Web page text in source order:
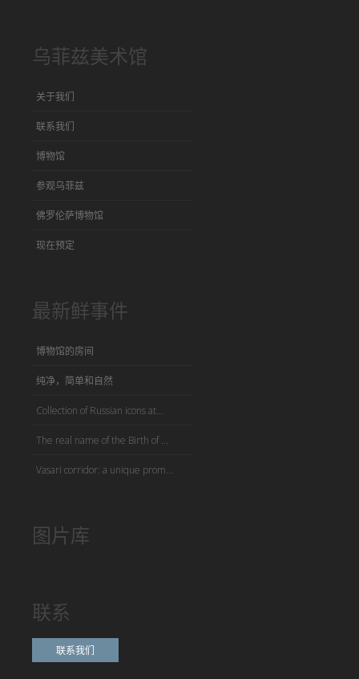
乌菲兹美术馆
关于我们
联系我们
博物馆
参观乌菲兹
佛罗伦萨博物馆
现在预定
最新鲜事件
博物馆的房间
纯净，简单和自然
Collection of Russian icons at...
The real name of the Birth of ...
Vasari corridor: a unique prom...
图片库
联系
联系我们